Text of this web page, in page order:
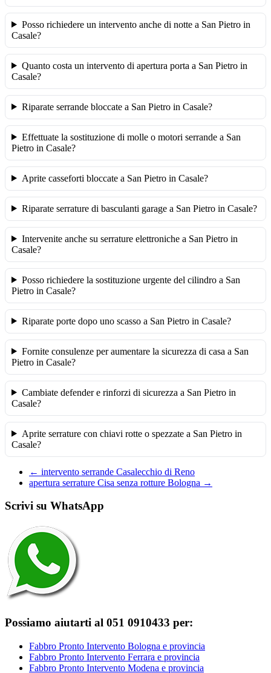
Posso richiedere un intervento anche di notte a San Pietro in
Casale?
Quanto costa un intervento di apertura porta a San Pietro in
Casale?
Riparate serrande bloccate a San Pietro in Casale?
Effettuate la sostituzione di molle o motori serrande a San
Pietro in Casale?
Aprite casseforti bloccate a San Pietro in Casale?
Riparate serrature di basculanti garage a San Pietro in Casale?
Intervenite anche su serrature elettroniche a San Pietro in
Casale?
Posso richiedere la sostituzione urgente del cilindro a San
Pietro in Casale?
Riparate porte dopo uno scasso a San Pietro in Casale?
Fornite consulenze per aumentare la sicurezza di casa a San
Pietro in Casale?
Cambiate defender e rinforzi di sicurezza a San Pietro in
Casale?
Aprite serrature con chiavi rotte o spezzate a San Pietro in
Casale?
← intervento serrande Casalecchio di Reno
apertura serrature Cisa senza rotture Bologna →
Scrivi su WhatsApp
Possiamo aiutarti al 051 0910433 per:
Fabbro Pronto Intervento Bologna e provincia
Fabbro Pronto Intervento Ferrara e provincia
Fabbro Pronto Intervento Modena e provincia